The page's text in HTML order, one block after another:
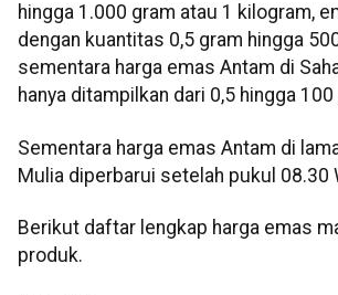
hingga 1.000 gram atau 1 kilogram,
dengan kuantitas 0,5 gram hingga
sementara harga emas Antam di
hanya ditampilkan dari 0,5 hingga 100
Sementara harga emas Antam di
Mulia diperbarui setelah pukul 08.30
Berikut daftar lengkap harga emas
produk.